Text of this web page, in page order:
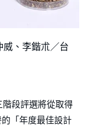
威、李鍇朮／台
階段評選將從取得
「年度最佳設計